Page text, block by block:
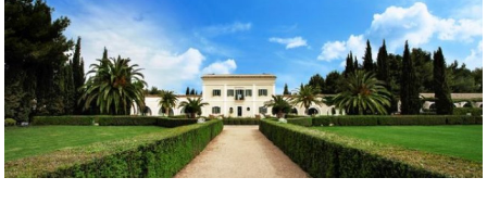
Service
e
tutte
le
novità
del
comparto